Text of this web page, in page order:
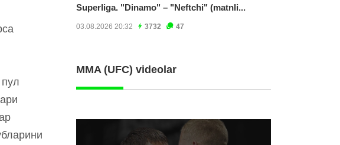
Superliga. "Dinamo" – "Neftchi" (matnli...
03.08.2026 20:32 3732 47
MMA (UFC) videolar